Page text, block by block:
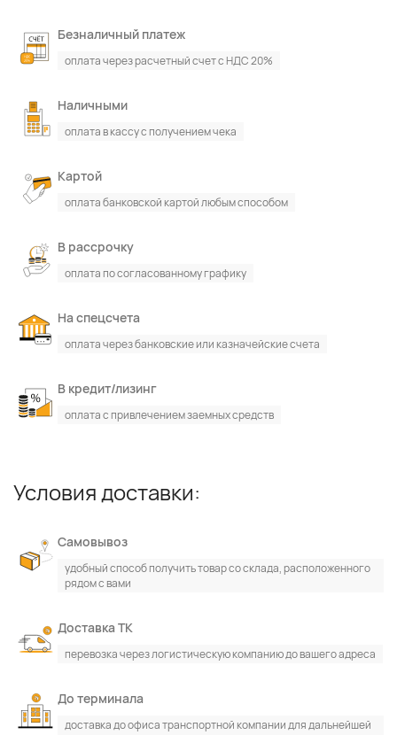
Безналичный платеж
оплата через расчетный счет с НДС 20%
Наличными
оплата в кассу с получением чека
Картой
оплата банковской картой любым способом
В рассрочку
оплата по согласованному графику
На спецсчета
оплата через банковские или казначейские счета
В кредит/лизинг
оплата с привлечением заемных средств
Условия доставки:
Самовывоз
удобный способ получить товар со склада, расположенного
рядом с вами
Доставка ТК
перевозка через логистическую компанию до вашего адреса
До терминала
доставка до офиса транспортной компании для дальнейшей